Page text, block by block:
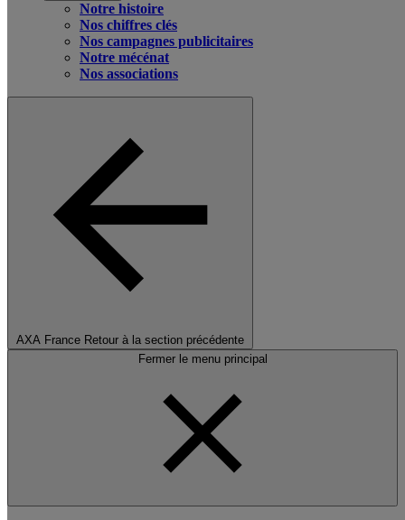
Notre histoire
Nos chiffres clés
Nos campagnes publicitaires
Notre mécénat
Nos associations
AXA France Retour à la section précédente
Fermer le menu principal